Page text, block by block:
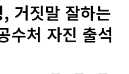
거짓말 잘하는
수처 자진 출석